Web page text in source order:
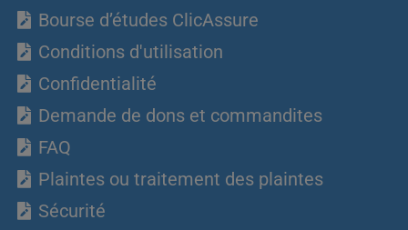
Bourse d’études ClicAssure
Conditions d'utilisation
Confidentialité
Demande de dons et commandites
FAQ
Plaintes ou traitement des plaintes
Sécurité